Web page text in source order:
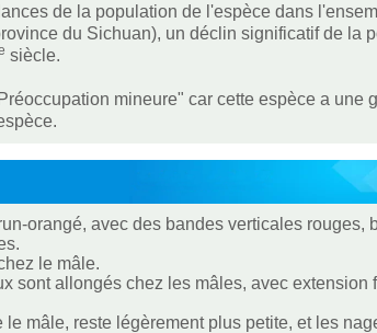
de la population de l'espèce dans
du Sichuan), un déclin significatif de la
siècle.
mineure" car cette espèce a une
orangé, avec des bandes verticales rouges,
le mâle.
sont allongés chez les mâles, avec extension
mâle, reste légèrement plus petite, et les